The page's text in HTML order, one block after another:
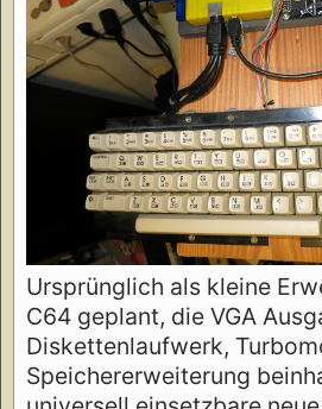
Ursprünglich als kleine
C64 geplant, die VGA
Diskettenlaufwerk,
Speichererweiterung